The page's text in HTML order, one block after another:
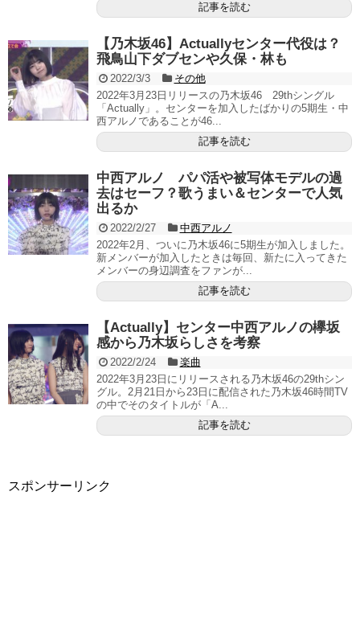
記事を読む
【乃木坂46】Actuallyセンター代役は？
飛鳥山下ダブセンや久保・林も
2022/3/3
その他
2022年3月23日リリースの乃木坂46 29thシングル
「Actually」。センターを加入したばかりの5期生・中
西アルノであることが46...
記事を読む
中西アルノ パパ活や被写体モデルの過
去はセーフ？歌うまい＆センターで人気
出るか
2022/2/27
中西アルノ
2022年2月、ついに乃木坂46に5期生が加入しました。
新メンバーが加入したときは毎回、新たに入ってきた
メンバーの身辺調査をファンが...
記事を読む
【Actually】センター中西アルノの欅坂
感から乃木坂らしさを考察
2022/2/24
楽曲
2022年3月23日にリリースされる乃木坂46の29thシン
グル。2月21日から23日に配信された乃木坂46時間TV
の中でそのタイトルが「A...
記事を読む
スポンサーリンク